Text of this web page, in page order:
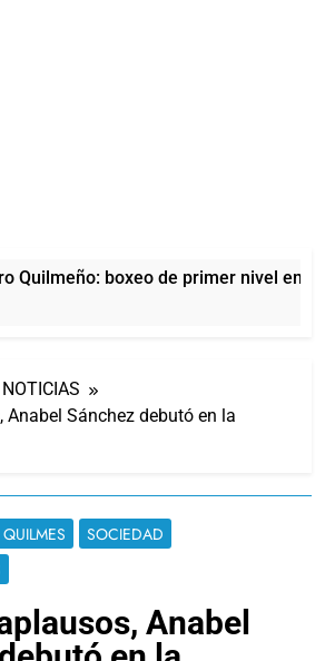
boxeo de primer nivel en la
Anabel Sánchez debutó en la
QUILMES
SOCIEDAD
Anabel